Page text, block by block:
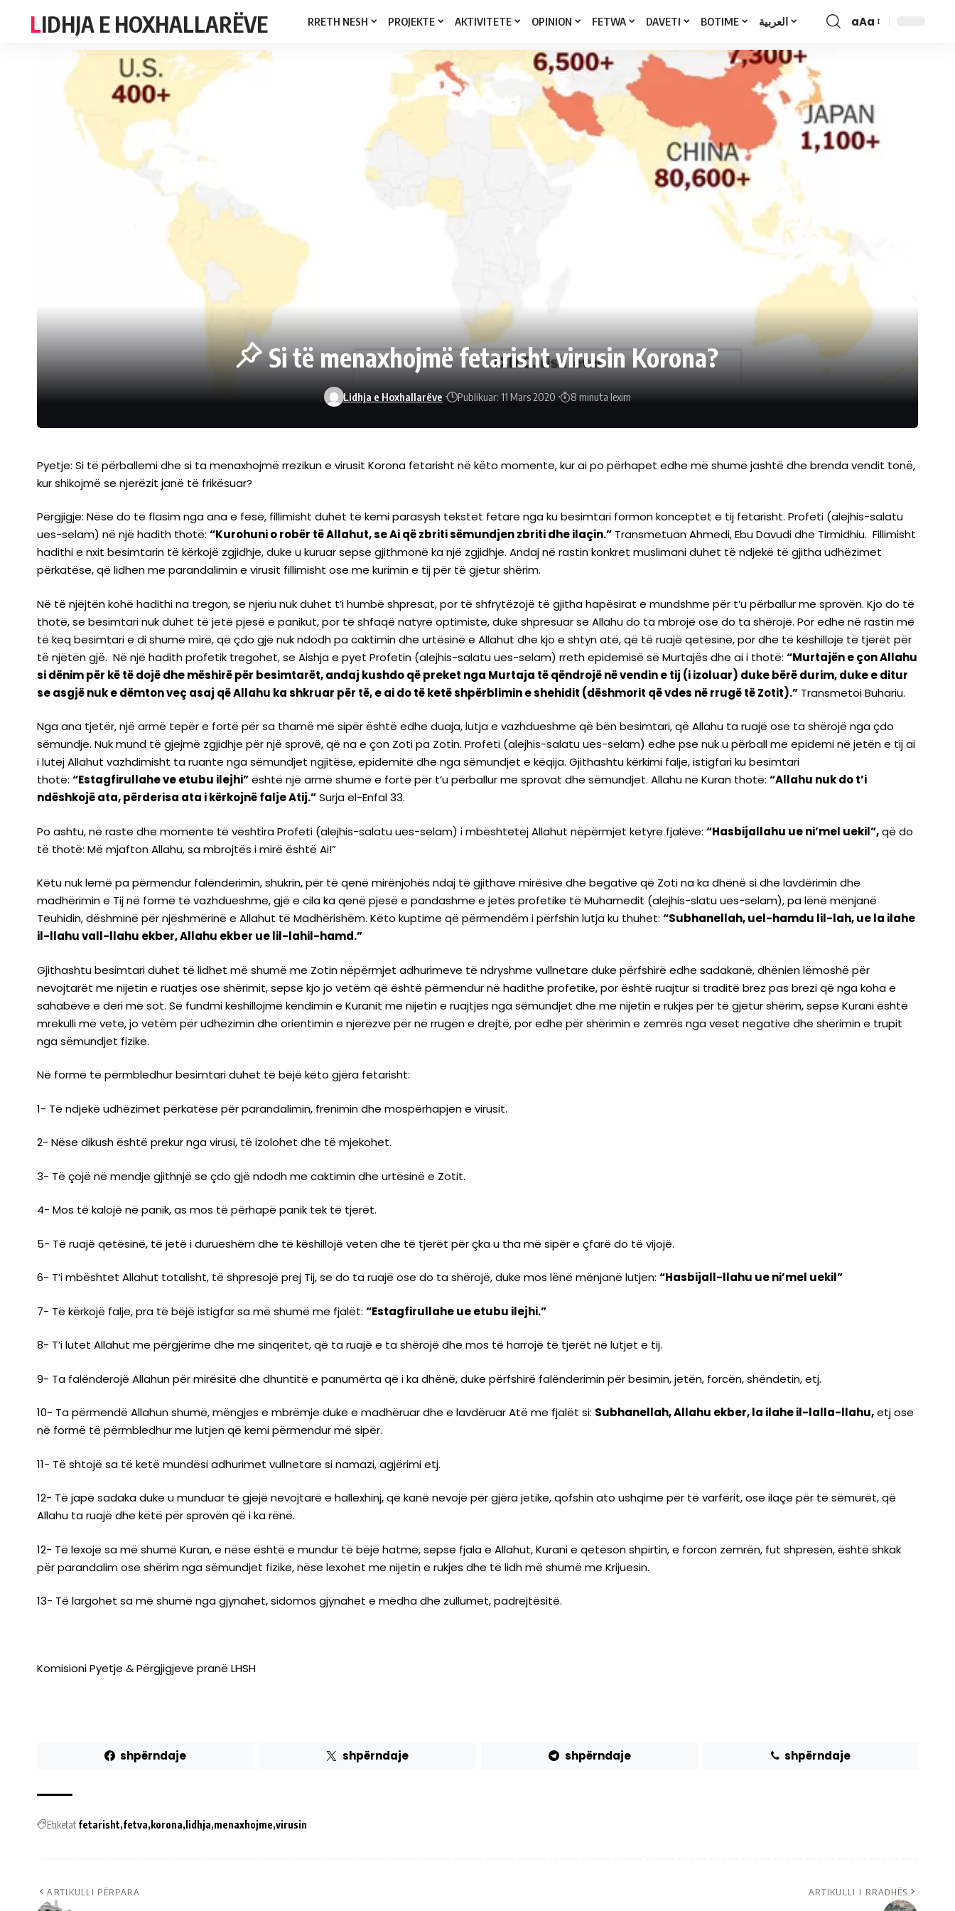
LIDHJA E HOXHALLARËVE RRETH NESH PROJEKTE AKTIVITETE OPINION FETWA DAVETI BOTIME العربية
Font
aAa
Si të menaxhojmë fetarisht virusin Korona?
Lidhja e Hoxhallarëve Publikuar: 11 Mars 2020 8 minuta lexim
Pyetje: Si të përballemi dhe si ta menaxhojmë rrezikun e virusit Korona fetarisht në këto momente, kur ai po përhapet edhe më shumë jashtë dhe brenda vendit tonë,
kur shikojmë se njerëzit janë të frikësuar?
Përgjigje: Nëse do të flasim nga ana e fesë, fillimisht duhet të kemi parasysh tekstet fetare nga ku besimtari formon konceptet e tij fetarisht. Profeti (alejhis-salatu
ues-selam) në një hadith thotë: “Kurohuni o robër të Allahut, se Ai që zbriti sëmundjen zbriti dhe ilaçin.” Transmetuan Ahmedi, Ebu Davudi dhe Tirmidhiu. Fillimisht
hadithi e nxit besimtarin të kërkojë zgjidhje, duke u kuruar sepse gjithmonë ka një zgjidhje. Andaj në rastin konkret muslimani duhet të ndjekë të gjitha udhëzimet
përkatëse, që lidhen me parandalimin e virusit fillimisht ose me kurimin e tij për të gjetur shërim.
Në të njëjtën kohë hadithi na tregon, se njeriu nuk duhet t’i humbë shpresat, por të shfrytëzojë të gjitha hapësirat e mundshme për t’u përballur me sprovën. Kjo do të
thotë, se besimtari nuk duhet të jetë pjesë e panikut, por të shfaqë natyrë optimiste, duke shpresuar se Allahu do ta mbrojë ose do ta shërojë. Por edhe në rastin më
të keq besimtari e di shumë mirë, që çdo gjë nuk ndodh pa caktimin dhe urtësinë e Allahut dhe kjo e shtyn atë, që të ruajë qetësinë, por dhe të këshillojë të tjerët për
të njëtën gjë. Në një hadith profetik tregohet, se Aishja e pyet Profetin (alejhis-salatu ues-selam) rreth epidemisë së Murtajës dhe ai i thotë: “Murtajën e çon Allahu
si dënim për kë të dojë dhe mëshirë për besimtarët, andaj kushdo që preket nga Murtaja të qëndrojë në vendin e tij (i izoluar) duke bërë durim, duke e ditur
se asgjë nuk e dëmton veç asaj që Allahu ka shkruar për të, e ai do të ketë shpërblimin e shehidit (dëshmorit që vdes në rrugë të Zotit).” Transmetoi Buhariu.
Nga ana tjetër, një armë tepër e fortë për sa thamë më sipër është edhe duaja, lutja e vazhdueshme që bën besimtari, që Allahu ta ruajë ose ta shërojë nga çdo
sëmundje. Nuk mund të gjejmë zgjidhje për një sprovë, që na e çon Zoti pa Zotin. Profeti (alejhis-salatu ues-selam) edhe pse nuk u përball me epidemi në jetën e tij ai
i lutej Allahut vazhdimisht ta ruante nga sëmundjet ngjitëse, epidemitë dhe nga sëmundjet e këqija. Gjithashtu kërkimi falje, istigfari ku besimtari
thotë: “Estagfirullahe ve etubu ilejhi”është një armë shumë e fortë për t’u përballur me sprovat dhe sëmundjet. Allahu në Kuran thotë: “Allahu nuk do t’i
ndëshkojë ata, përderisa ata i kërkojnë falje Atij.”Surja el-Enfal 33.
Po ashtu, në raste dhe momente të vështira Profeti (alejhis-salatu ues-selam) i mbështetej Allahut nëpërmjet këtyre fjalëve: “Hasbijallahu ue ni’mel uekil”,që do
të thotë: Më mjafton Allahu, sa mbrojtës i mirë është Ai!”
Këtu nuk lemë pa përmendur falënderimin, shukrin, për të qenë mirënjohës ndaj të gjithave mirësive dhe begative që Zoti na ka dhënë si dhe lavdërimin dhe
madhërimin e Tij në formë të vazhdueshme, gjë e cila ka qenë pjesë e pandashme e jetës profetike të Muhamedit (alejhis-slatu ues-selam), pa lënë mënjanë
Teuhidin, dëshminë për njëshmërinë e Allahut të Madhërishëm. Këto kuptime që përmendëm i përfshin lutja ku thuhet: “Subhanellah, uel-hamdu lil-lah, ue la ilahe
il-llahu vall-llahu ekber, Allahu ekber ue lil-lahil-hamd.”
Gjithashtu besimtari duhet të lidhet më shumë me Zotin nëpërmjet adhurimeve të ndryshme vullnetare duke përfshirë edhe sadakanë, dhënien lëmoshë për
nevojtarët me nijetin e ruatjes ose shërimit, sepse kjo jo vetëm që është përmendur në hadithe profetike, por është ruajtur si traditë brez pas brezi që nga koha e
sahabëve e deri më sot. Së fundmi këshillojmë këndimin e Kuranit me nijetin e ruajtjes nga sëmundjet dhe me nijetin e rukjes për të gjetur shërim, sepse Kurani është
mrekulli më vete, jo vetëm për udhëzimin dhe orientimin e njerëzve për në rrugën e drejtë, por edhe për shërimin e zemrës nga veset negative dhe shërimin e trupit
nga sëmundjet fizike.
Në formë të përmbledhur besimtari duhet të bëjë këto gjëra fetarisht:
1- Të ndjekë udhëzimet përkatëse për parandalimin, frenimin dhe mospërhapjen e virusit.
2- Nëse dikush është prekur nga virusi, të izolohet dhe të mjekohet.
3- Të çojë në mendje gjithnjë se çdo gjë ndodh me caktimin dhe urtësinë e Zotit.
4- Mos të kalojë në panik, as mos të përhapë panik tek të tjerët.
5- Të ruajë qetësinë, të jetë i durueshëm dhe të këshillojë veten dhe të tjerët për çka u tha më sipër e çfarë do të vijojë.
6- T’i mbështet Allahut totalisht, të shpresojë prej Tij, se do ta ruajë ose do ta shërojë, duke mos lënë mënjanë lutjen: “Hasbijall-llahu ue ni’mel uekil”
7- Të kërkojë falje, pra të bëjë istigfar sa më shumë me fjalët: “Estagfirullahe ue etubu ilejhi.”
8- T’i lutet Allahut me përgjërime dhe me sinqeritet, që ta ruajë e ta shërojë dhe mos të harrojë të tjerët në lutjet e tij.
9- Ta falënderojë Allahun për mirësitë dhe dhuntitë e panumërta që i ka dhënë, duke përfshirë falënderimin për besimin, jetën, forcën, shëndetin, etj.
10- Ta përmendë Allahun shumë, mëngjes e mbrëmje duke e madhëruar dhe e lavdëruar Atë me fjalët si: Subhanellah, Allahu ekber, la ilahe il-lalla-llahu,etj ose
në formë të përmbledhur me lutjen që kemi përmendur më sipër.
11- Të shtojë sa të ketë mundësi adhurimet vullnetare si namazi, agjërimi etj.
12- Të japë sadaka duke u munduar të gjejë nevojtarë e hallexhinj, që kanë nevojë për gjëra jetike, qofshin ato ushqime për të varfërit, ose ilaçe për të sëmurët, që
Allahu ta ruajë dhe këtë për sprovën që i ka rënë.
12- Të lexojë sa më shumë Kuran, e nëse është e mundur të bëjë hatme, sepse fjala e Allahut, Kurani e qetëson shpirtin, e forcon zemrën, fut shpresën, është shkak
për parandalim ose shërim nga sëmundjet fizike, nëse lexohet me nijetin e rukjes dhe të lidh më shumë me Krijuesin.
13- Të largohet sa më shumë nga gjynahet, sidomos gjynahet e mëdha dhe zullumet, padrejtësitë.
Komisioni Pyetje & Përgjigjeve pranë LHSH
shpërndaje shpërndaje shpërndaje shpërndaje
Etiketat fetarisht fetva korona lidhja menaxhojme virusin
ARTIKULLI PËRPARA ARTIKULLI I RRADHËS